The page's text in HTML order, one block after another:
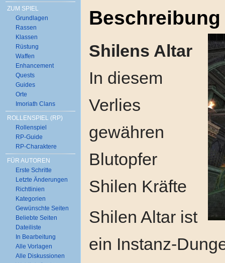
Beschreibung
Shilens Altar
In diesem
Verlies
gewähren
Blutopfer
Shilen Kräfte
Shilen Altar ist
ein Instanz-
ZUM SPIEL
Grundlagen
Rassen
Klassen
Rüstung
Waffen
Enhancement
Quests
Guides
Orte
Imoriath Clans
ROLLENSPIEL (RP)
Rollenspiel
RP-Guide
RP-Charaktere
FÜR AUTOREN
Erste Schritte
Letzte Änderungen
Richtlinien
Kategorien
Gewünschte Seiten
Beliebte Seiten
Dateiliste
In Bearbeitung
Alle Vorlagen
Alle Diskussionen